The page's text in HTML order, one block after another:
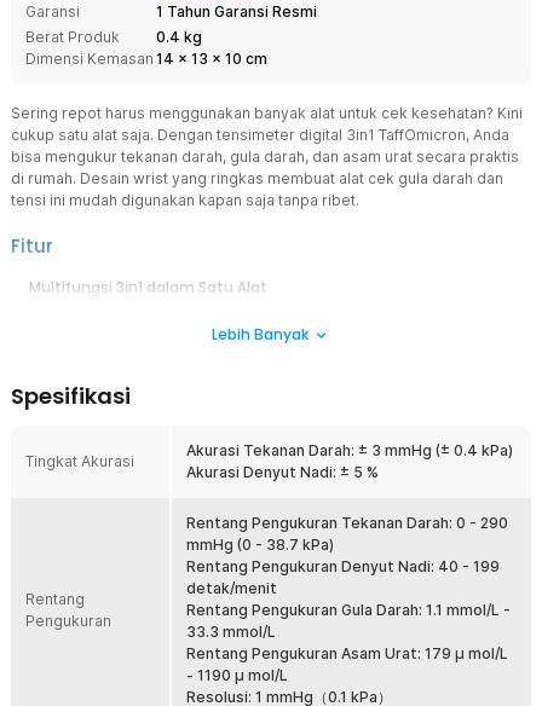
Garansi
1 Tahun Garansi Resmi
Berat Produk
0.4 kg
Dimensi Kemasan 14 x 13 x 10 cm
Sering repot harus menggunakan banyak alat untuk cek kesehatan? Kini
cukup satu alat saja. Dengan tensimeter digital 3in1 TaffOmicron, Anda
bisa mengukur tekanan darah, gula darah, dan asam urat secara praktis
di rumah. Desain wrist yang ringkas membuat alat cek gula darah dan
tensi ini mudah digunakan kapan saja tanpa ribet.
Fitur
Multifungsi 3in1 dalam Satu Alat
sekaligus. Anda hanya perlu mengganti mode atau strip sesuai
Pengukuran Akurat
± 3 mmHg dan denyut nadi ± 5%. Hasil pengukuran lebih stabil dan
dapat dijadikan referensi pemantauan rutin. Cocok untuk
memantau kondisi tubuh.
Pantau Kesehatan Bersama
Dapat menyimpan hingga 99 data pengukuran untuk 2 pengguna
berbeda. Anda bisa memantau riwayat kesehatan tanpa mencatat
manual. Data ini membantu melihat perkembangan kondisi tubuh.
Ideal untuk penggunaan bersama pasangan atau keluarga.
Pengoperasian 1 Kali Klik
Lebih Banyak
Spesifikasi
Tingkat Akurasi
Akurasi Tekanan Darah: ± 3 mmHg (± 0.4 kPa)
Akurasi Denyut Nadi: ± 5 %
Rentang
Pengukuran
Rentang Pengukuran Tekanan Darah: 0 - 290
mmHg (0 - 38.7 kPa)
Rentang Pengukuran Denyut Nadi: 40 - 199
detak/menit
Rentang Pengukuran Gula Darah: 1.1 mmol/L -
33.3 mmol/L
Rentang Pengukuran Asam Urat: 179 μ mol/L
- 1190 μ mol/L
Resolusi: 1 mmHg（0.1 kPa）